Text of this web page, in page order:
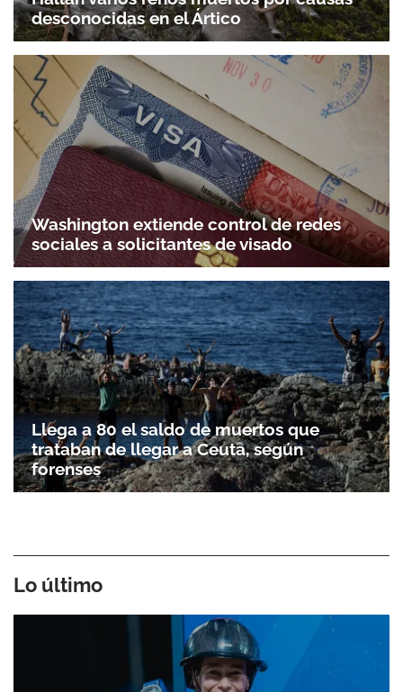
desconocidas en el Ártico
Washington extiende control de redes
sociales a solicitantes de visado
Llega a 80 el saldo de muertos que
trataban de llegar a Ceuta, según
forenses
Lo último